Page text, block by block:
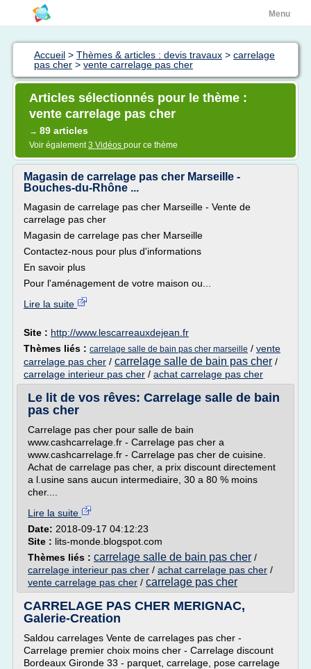
Menu
Accueil > Thèmes & articles : devis travaux > carrelage
pas cher > vente carrelage pas cher
Articles sélectionnés pour le thème :
vente carrelage pas cher
→ 89 articles
Voir également3 Vidéos pour ce thème
Magasin de carrelage pas cher Marseille -
Bouches-du-Rhône ...
Magasin de carrelage pas cher Marseille - Vente de
carrelage pas cher
Magasin de carrelage pas cher Marseille
Contactez-nous pour plus d'informations
En savoir plus
Pour l'aménagement de votre maison ou...
Lire la suite
Site : http://www.lescarreauxdejean.fr
Thèmes liés : carrelage salle de bain pas cher marseille / vente
carrelage pas cher / carrelage salle de bain pas cher /
carrelage interieur pas cher / achat carrelage pas cher
Le lit de vos rêves: Carrelage salle de bain
pas cher
Carrelage pas cher pour salle de bain
www.cashcarrelage.fr - Carrelage pas cher a
www.cashcarrelage.fr - Carrelage pas cher de cuisine.
Achat de carrelage pas cher, a prix discount directement
a l.usine sans aucun intermediaire, 30 a 80 % moins
cher....
Lire la suite
Date: 2018-09-17 04:12:23
Site : lits-monde.blogspot.com
Thèmes liés : carrelage salle de bain pas cher /
carrelage interieur pas cher / achat carrelage pas cher /
vente carrelage pas cher / carrelage pas cher
CARRELAGE PAS CHER MERIGNAC,
Galerie-Creation
Saldou carrelages Vente de carrelages pas cher -
Carrelage premier choix moins cher - Carrelage discount
Bordeaux Gironde 33 - parquet, carrelage, pose carrelage